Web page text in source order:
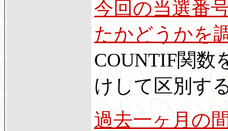
今回の当選番
たかどうかを
COUNTIF関数
けして区別す
過去一ヶ月の